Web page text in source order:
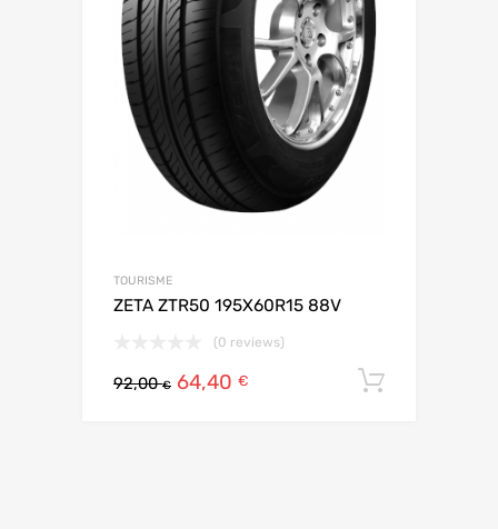
TOURISME
ZETA ZTR50 195X60R15 88V
(0 reviews)
92,00€ 64,40 €